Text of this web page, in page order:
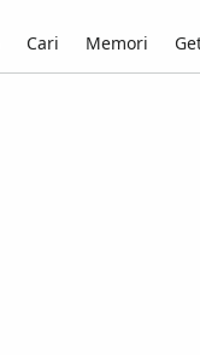
Cari Memori